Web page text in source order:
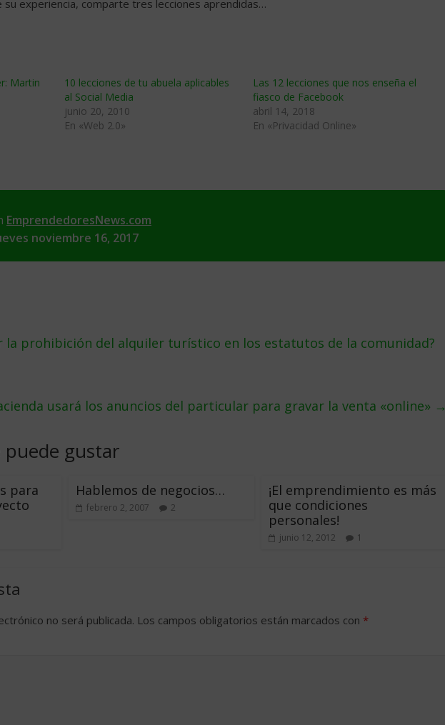
su experiencia, comparte tres lecciones aprendidas…
Martin
10 lecciones de tu abuela aplicables
al Social Media
junio 20, 2010
En «Web 2.0»
Las 12 lecciones que nos enseña el
fiasco de Facebook
abril 14, 2018
En «Privacidad Online»
EmprendedoresNews.com
noviembre 16, 2017
la prohibición del alquiler turístico en los estatutos de la comunidad?
usará los anuncios del particular para gravar la venta «online» →
gustar
para
Hablemos de negocios…
febrero 2, 2007 2
¡El emprendimiento es más
que condiciones
personales!
junio 12, 2012 1
no será publicada. Los campos obligatorios están marcados con *